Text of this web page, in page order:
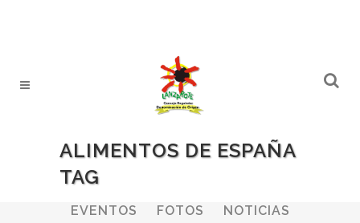
ALIMENTOS DE ESPAÑA
TAG
ALL
EVENTOS
FOTOS
NOTICIAS